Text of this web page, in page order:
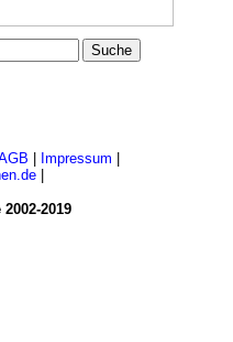
Impressum
2019